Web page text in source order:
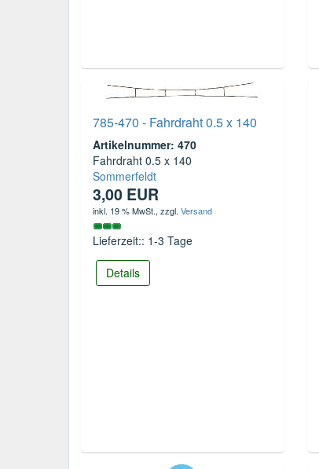
785-470 - Fahrdraht 0.5 x 140
Artikelnummer: 470
Fahrdraht 0.5 x 140
Sommerfeldt
3,00 EUR
inkl. 19 % MwSt., zzgl. Versand
Lieferzeit:: 1-3 Tage
Details